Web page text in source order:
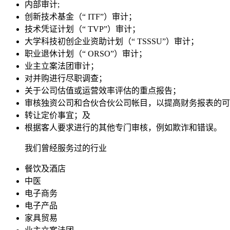
内部审计;
创新技术基金（“ ITF”）审计；
技术凭证计划（“ TVP”）审计；
大学科技初创企业资助计划（“ TSSSU”）审计；
职业退休计划（“ ORSO”）审计；
业主立案法团审计；
对并购进行尽职调查；
关于公司估值或运营效率评估的重点报告；
审核独资公司和合伙合伙公司帐目，以提高财务报表的
转让定价事宜；及
根据客人要求进行的其他专门审核，例如欺诈和错误。
我们曾经服务过的行业
餐饮及酒店
中医
电子商务
电子产品
家具贸易